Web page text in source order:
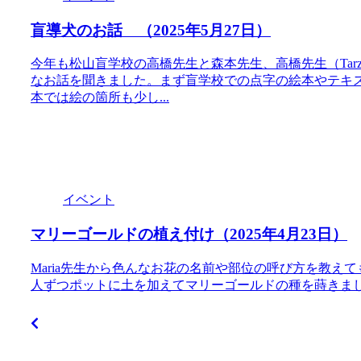
盲導犬のお話 （2025年5月27日）
今年も松山盲学校の高橋先生と森本先生、高橋先生（
なお話を聞きました。まず盲学校での点字の絵本やテ
本では絵の箇所も少し...
イベント
マリーゴールドの植え付け（2025年4月23日）
Maria先生から色んなお花の名前や部位の呼び方を教え
人ずつポットに土を加えてマリーゴールドの種を蒔き